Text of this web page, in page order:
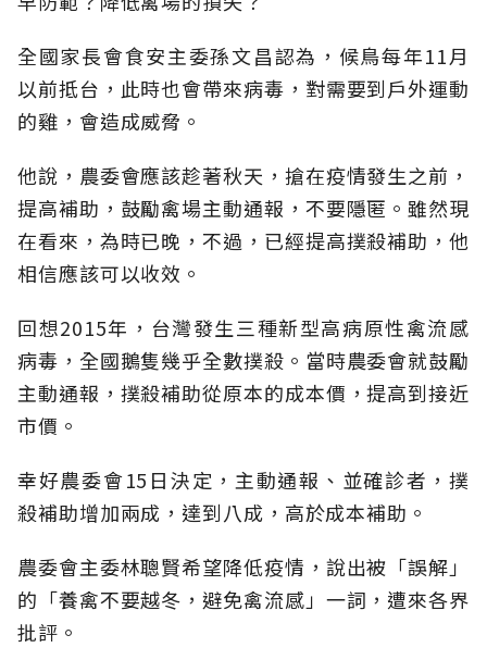
全國家長會食安主委孫文昌認為，候鳥每年11月
以前抵台，此時也會帶來病毒，對需要到戶外運動
的雞，會造成威脅。
他說，農委會應該趁著秋天，搶在疫情發生之前，
提高補助，鼓勵禽場主動通報，不要隱匿。雖然現
在看來，為時已晚，不過，已經提高撲殺補助，他
相信應該可以收效。
回想2015年，台灣發生三種新型高病原性禽流感
病毒，全國鵝隻幾乎全數撲殺。當時農委會就鼓勵
主動通報，撲殺補助從原本的成本價，提高到接近
市價。
幸好農委會15日決定，主動通報、並確診者，撲
殺補助增加兩成，達到八成，高於成本補助。
農委會主委林聰賢希望降低疫情，說出被「誤解」
的「養禽不要越冬，避免禽流感」一詞，遭來各界
批評。